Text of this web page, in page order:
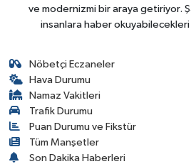
ve modernizmi bir araya getiriyor.
insanlara haber okuyabilecekleri
Nöbetçi Eczaneler
Hava Durumu
Namaz Vakitleri
Trafik Durumu
Puan Durumu ve Fikstür
Tüm Manşetler
Son Dakika Haberleri